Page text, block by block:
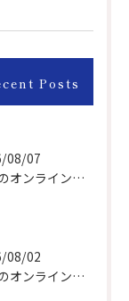
Posts
08/07
世田谷のオンライン肉屋のお肉は美味しいですよ！
08/02
世田谷のオンライン肉屋は厳選輸入牛を取り扱っています。